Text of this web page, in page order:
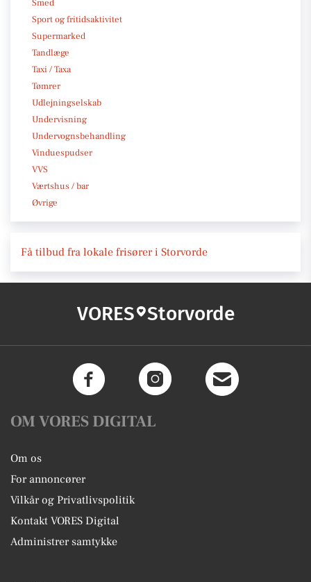
Smed
Sport og fritidsaktivitet
Supermarked
Tandlæge
Taxi / Taxa
Tømrer
Udlejningselskab
Undervisning
Undervognsbehandling
Vinduespudser
VVS
Værtshus / bar
Øvrige
Få tilbud fra lokale frisører i Storvorde
VORES Storvorde
OM VORES DIGITAL
Om os
For annoncører
Vilkår og Privatlivspolitik
Kontakt VORES Digital
Administrer samtykke